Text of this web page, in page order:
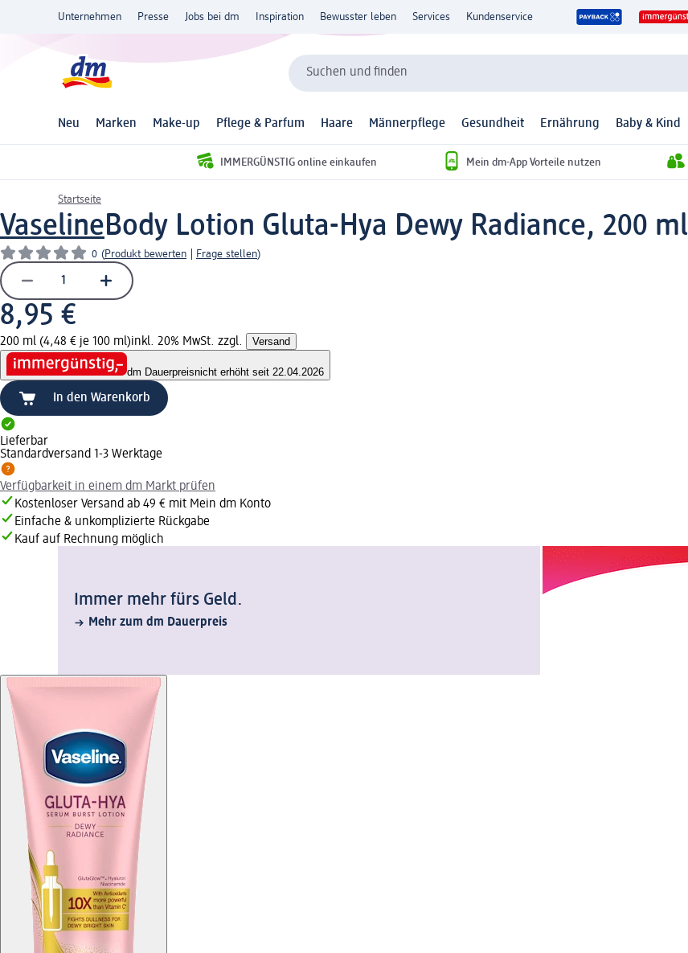
Unternehmen Presse Jobs bei dm Inspiration Bewusster leben Services Kundenservice
Suchen und finden
Neu Marken Make-up Pflege & Parfum Haare Männerpflege Gesundheit Ernährung Baby & Kind
IMMERGÜNSTIG online einkaufen Mein dm-App Vorteile nutzen
Startseite
VaselineBody Lotion Gluta-Hya Dewy Radiance, 200 ml
0 (Produkt bewerten Frage stellen)
8,95 €
200 ml (4,48 € je 100 ml)inkl. 20% MwSt. zzgl. Versand
dm Dauerpreisnicht erhöht seit 22.04.2026
In den Warenkorb
Lieferbar
Standardversand 1-3 Werktage
Verfügbarkeit in einem dm Markt prüfen
Kostenloser Versand ab 49 € mit Mein dm Konto
Einfache & unkomplizierte Rückgabe
Kauf auf Rechnung möglich
Immer mehr fürs Geld.
Mehr zum dm Dauerpreis